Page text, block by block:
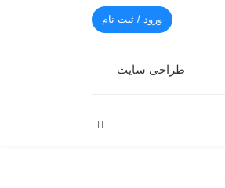
ورود / ثبت نام
طراحی سایت